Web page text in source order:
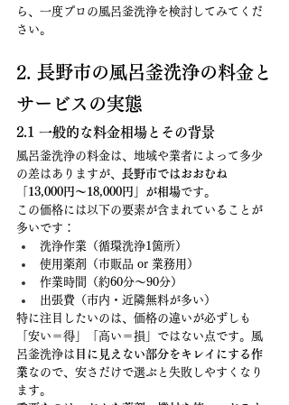
ら、一度プロの風呂釜洗浄を検討してみてくだ
さい。
2. 長野市の風呂釜洗浄の料金と
サービスの実態
2.1 一般的な料金相場とその背景
風呂釜洗浄の料金は、地域や業者によって多少
の差はありますが、 長野市ではおおむね
「13,000円〜18,000円」が相場です。
この価格には以下の要素が含まれていることが
多いです：
洗浄作業（循環洗浄1箇所）
使用薬剤（市販品 or 業務用）
作業時間（約60分〜90分）
出張費（市内・近隣無料が多い）
特に注目したいのは、価格の違いが必ずしも
「安い＝得」「高い＝損」ではない点です。風
呂釜洗浄は 目に見えない部分をキレイにする作
業 なので、安さだけで選ぶと失敗しやすくなり
ます。